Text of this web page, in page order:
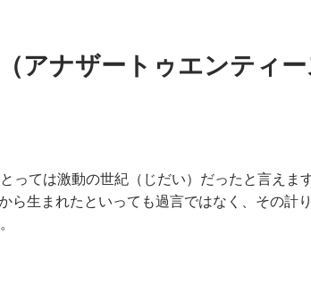
アナザートゥエンティー
ては激動の世紀（じだい）だったと言えま
ら生まれたといっても過言ではなく、その計